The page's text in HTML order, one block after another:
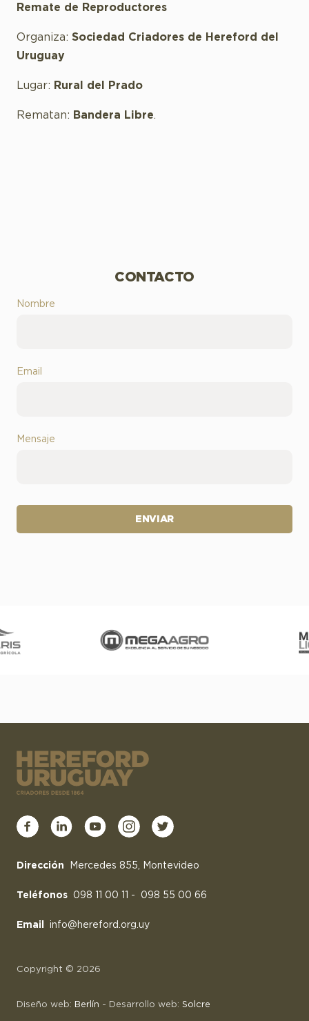
Remate de Reproductores
Organiza: Sociedad Criadores de Hereford del
Uruguay
Lugar: Rural del Prado
Rematan: Bandera Libre.
CONTACTO
Nombre
Email
Mensaje
ENVIAR
Dirección Mercedes 855, Montevideo
Teléfonos 098 11 00 11 - 098 55 00 66
Email info@hereford.org.uy
Copyright © 2026
Diseño web: Berlín - Desarrollo web: Solcre